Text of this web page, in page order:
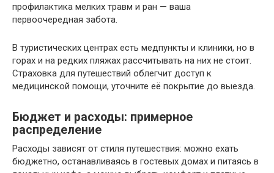
профилактика мелких травм и ран — ваша
первоочередная забота.
В туристических центрах есть медпункты и клиники, но в
горах и на редких пляжах рассчитывать на них не стоит.
Страховка для путешествий облегчит доступ к
медицинской помощи, уточните её покрытие до выезда.
Бюджет и расходы: примерное
распределение
Расходы зависят от стиля путешествия: можно ехать
бюджетно, останавливаясь в гостевых домах и питаясь в